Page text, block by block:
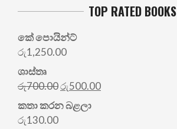
TOP RATED BOOKS
කේ පොයින්ට්
රු1,250.00
ශාස්තෘ
රු700.00Original
price
was:
රු500.00Current
කතා කරන බළලා
රු130.00